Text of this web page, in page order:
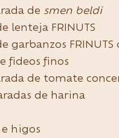
de smen beldi
lenteja FRINUTS
garbanzos FRINUTS
fideos finos
de tomate
de harina
higos